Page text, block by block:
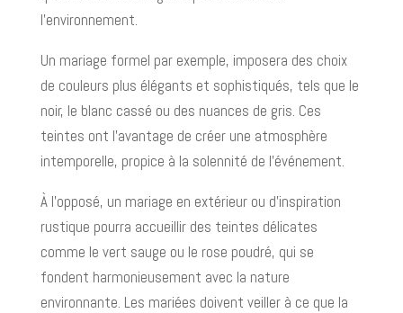
l'environnement.
Un mariage formel par exemple, imposera des choix
de couleurs plus élégants et sophistiqués, tels que le
noir, le blanc cassé ou des nuances de gris. Ces
teintes ont l'avantage de créer une atmosphère
intemporelle, propice à la solennité de l’événement.
À l’opposé, un mariage en extérieur ou d’inspiration
rustique pourra accueillir des teintes délicates
comme le vert sauge ou le rose poudré, qui se
fondent harmonieusement avec la nature
environnante. Les mariées doivent veiller à ce que la